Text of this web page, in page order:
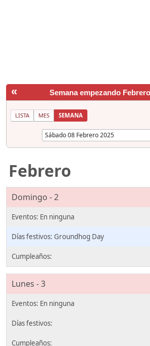
« Semana empezando
LISTA MES SEMANA
Febrero
Domingo - 2
Groundhog Day
Lunes - 3